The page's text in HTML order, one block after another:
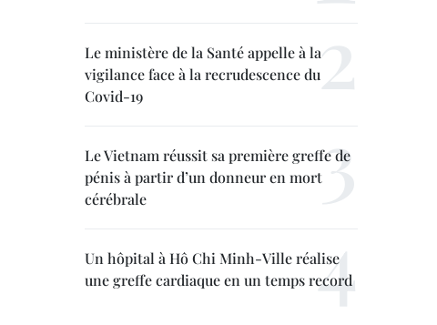
Le ministère de la Santé appelle à la
vigilance face à la recrudescence du
Covid-19
Le Vietnam réussit sa première greffe de
pénis à partir d’un donneur en mort
cérébrale
Un hôpital à Hô Chi Minh-Ville réalise
une greffe cardiaque en un temps record